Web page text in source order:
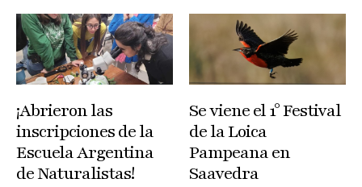
¡Abrieron las
inscripciones de la
Escuela Argentina
de Naturalistas!
Se viene el 1° Festival
de la Loica
Pampeana en
Saavedra